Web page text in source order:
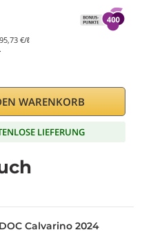
95,73 €/ℓ
WARENKORB
LIEFERUNG
Calvarino 2024